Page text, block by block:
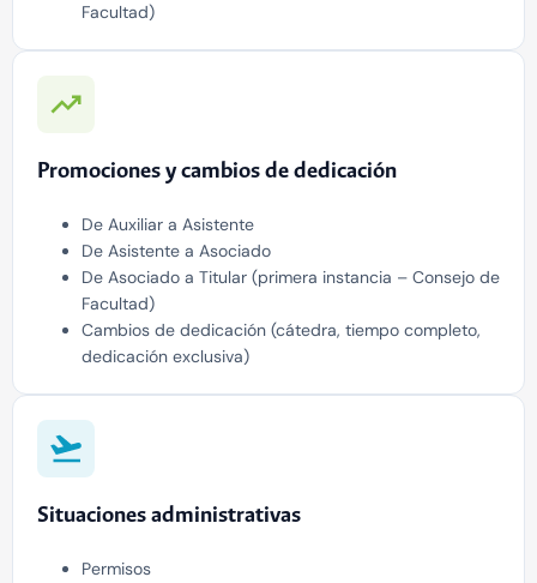
Facultad)
Promociones y cambios de dedicación
De Auxiliar a Asistente
De Asistente a Asociado
De Asociado a Titular (primera instancia – Consejo de
Facultad)
Cambios de dedicación (cátedra, tiempo completo,
dedicación exclusiva)
Situaciones administrativas
Permisos